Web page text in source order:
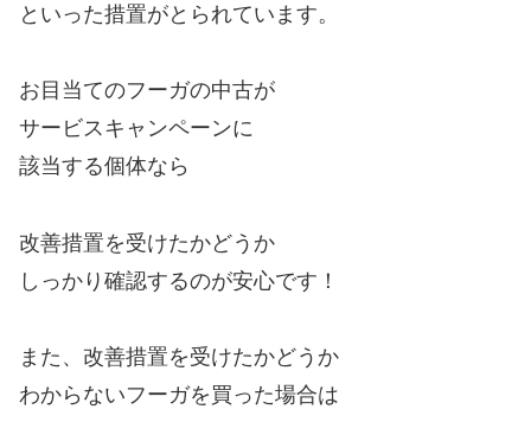
といった措置がとられています。
お目当てのフーガの中古が
サービスキャンペーンに
該当する個体なら
改善措置を受けたかどうか
しっかり確認するのが安心です！
また、改善措置を受けたかどうか
わからないフーガを買った場合は